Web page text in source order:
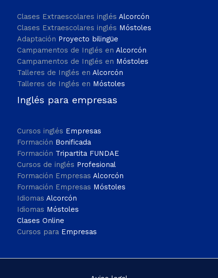
Clases Extraescolares inglés Alcorcón
Clases Extraescolares inglés Móstoles
Adaptación Proyecto bilingüe
Campamentos de Inglés en Alcorcón
Campamentos de Inglés en Móstoles
Talleres de Inglés en Alcorcón
Talleres de Inglés en Móstoles
Inglés para empresas
Cursos inglés Empresas
Formación Bonificada
Formación Tripartita FUNDAE
Cursos de inglés Profesional
Formación Empresas Alcorcón
Formación Empresas Móstoles
Idiomas Alcorcón
Idiomas Móstoles
Clases Online
Cursos para Empresas